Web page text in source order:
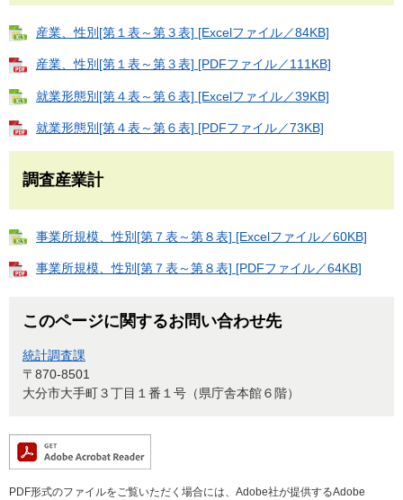
産業、性別[第１表～第３表] [Excelファイル／84KB]
産業、性別[第１表～第３表] [PDFファイル／111KB]
就業形態別[第４表～第６表] [Excelファイル／39KB]
就業形態別[第４表～第６表] [PDFファイル／73KB]
調査産業計
事業所規模、性別[第７表～第８表] [Excelファイル／60KB]
事業所規模、性別[第７表～第８表] [PDFファイル／64KB]
このページに関するお問い合わせ先
統計調査課
〒870-8501
大分市大手町３丁目１番１号（県庁舎本館６階）
PDF形式のファイルをご覧いただく場合には、Adobe社が提供するAdobe